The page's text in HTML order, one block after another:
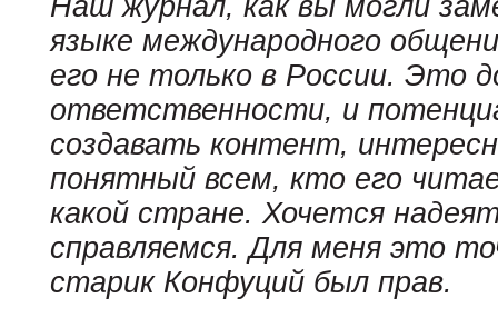
Наш журнал, как вы могли
языке международного
его не только в России. Это
ответственности, и
создавать контент,
понятный всем, кто его
какой стране. Хочется
справляемся. Для меня это
старик Конфуций был прав.